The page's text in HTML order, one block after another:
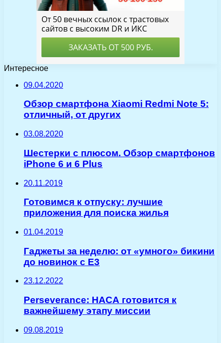
Интересное
09.04.2020
Обзор смартфона Xiaomi Redmi Note 5:
отличный, от других
03.08.2020
Шестерки с плюсом. Обзор смартфонов
iPhone 6 и 6 Plus
20.11.2019
Готовимся к отпуску: лучшие
приложения для поиска жилья
01.04.2019
Гаджеты за неделю: от «умного» бикини
до новинок с E3
23.12.2022
Perseverance: НАСА готовится к
важнейшему этапу миссии
09.08.2019